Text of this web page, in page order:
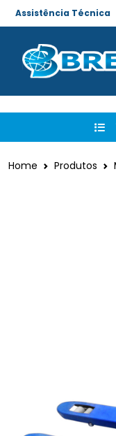
Assistência Técnica
Home Produtos